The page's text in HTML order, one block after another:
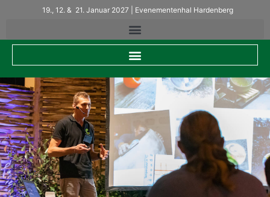
19., 12. & 21. Januar 2027 | Evenementenhal Hardenberg